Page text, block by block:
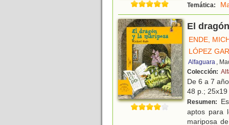
Temática:
El
ENDE,
LÓPEZ
Alfaguara ,
Colección:
De 6 a 7
48 p.;
Resumen:
aptos para
mariposa